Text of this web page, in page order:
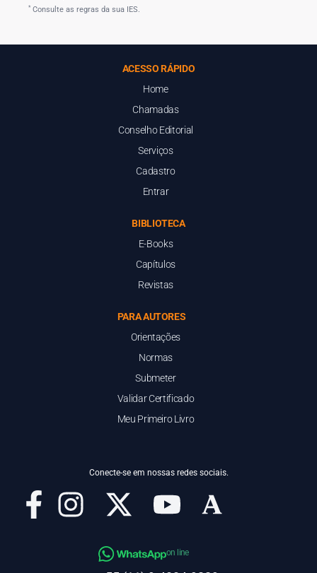
*Consulte as regras da sua IES.
ACESSO RÁPIDO
Home
Chamadas
Conselho Editorial
Serviços
Cadastro
Entrar
BIBLIOTECA
E-Books
Capítulos
Revistas
PARA AUTORES
Orientações
Normas
Submeter
Validar Certificado
Meu Primeiro Livro
Conecte-se em nossas redes sociais.
on line